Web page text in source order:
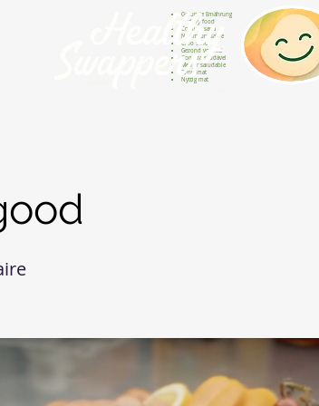
Gesunde Ernährung
Healthy food
Comida sana
Nourriture saine
Cibo sano
Gezond voedsel
Comida saudável
Menjar saludable
Sunn mat
Nyttig mat